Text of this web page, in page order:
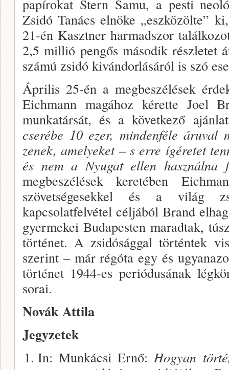
papírokat Stern Samu, a pesti
Zsidó Tanács elnöke „esz­közölte”
21-én Kasztner harmadszor
2,5 millió pengős második részletet
számú zsidó kivándorlásáról is szó
Április 25-én a megbeszélések
Eichmann magához kérette Joel
munkatársát, és a következő
cserébe 10 ezer, mindenféle áruval
zenek, amelyeket – s erre ígéretet
és nem a Nyugat ellen használna
megbeszélések kereté­ben
szövetségesekkel és a világ
kapcsolatfelvétel cél­jából Brand
gyermekei Budapesten ma­radtak,
történet. A zsidósággal történtek
szerint – már régóta egy és
történet 1944-es periódusának
sorai.
Novák Attila
Jegyzetek
In: Munkácsi Ernő:Hogyan